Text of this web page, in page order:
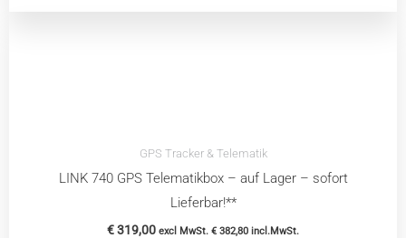
GPS Tracker & Telematik
LINK 740 GPS Telematikbox – auf Lager – sofort
Lieferbar!**
€319,00 excl MwSt. € 382,80 incl.MwSt.